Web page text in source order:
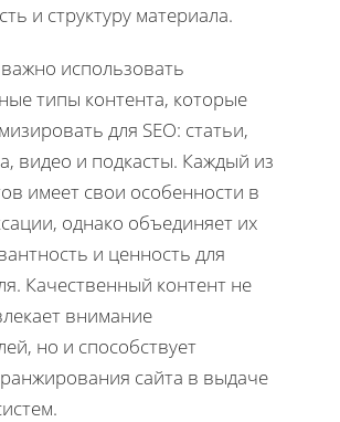
и структуру материала.
использовать
типы контента, которые
для SEO: статьи,
видео и подкасты. Каждый из
имеет свои особенности в
однако объединяет их
и ценность для
Качественный контент не
внимание
но и способствует
сайта в выдаче